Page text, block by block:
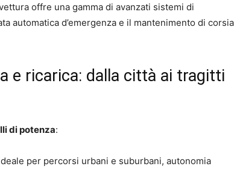
offre una gamma di avanzati sistemi di
automatica d’emergenza e il mantenimento di corsia
e ricarica: dalla città ai tragitti
di potenza:
per percorsi urbani e suburbani, autonomia